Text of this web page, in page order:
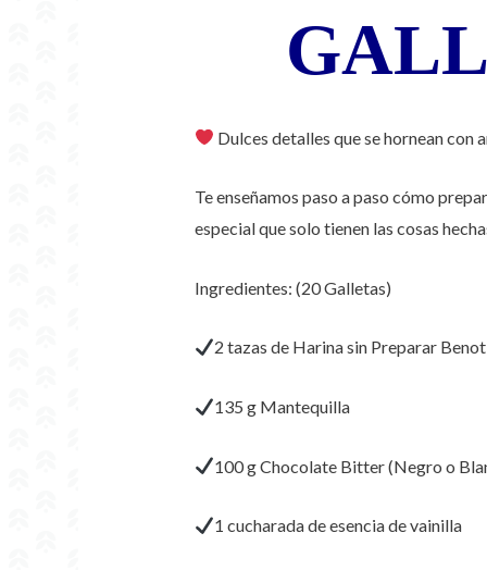
Dulces detalles que se hornean con
Te enseñamos paso a paso cómo
especial que solo tienen las cosas
Ingredientes: (20 Galletas)
2 tazas de Harina sin Preparar
135 g Mantequilla
100 g Chocolate Bitter (Negro o
1 cucharada de esencia de vainilla